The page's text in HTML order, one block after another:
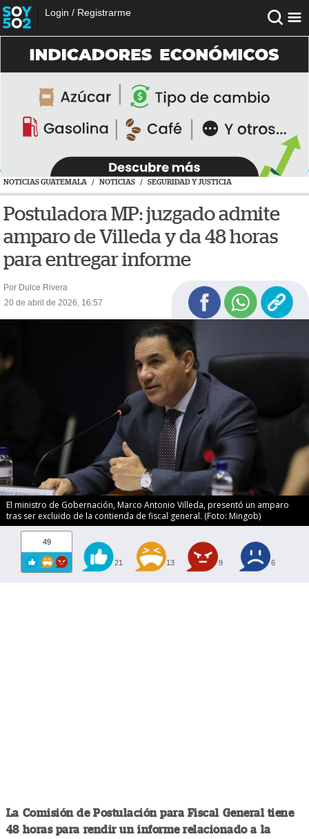
Login / Registrarme
NOTICIAS GUATEMALA / NOTICIAS / SEGURIDAD Y JUSTICIA
Postuladora MP: juzgado admite
amparo de Villeda y da 48 horas
para entregar informe
Por Dulce Rivera
20 de abril de 2026, 16:57
El ministro de Gobernación, Marco Antonio Villeda, presentó un amparo
tras ser excluido de la contienda de fiscal general. (Foto: Mingob)
49
21 13 9 6
La Comisión de Postulación para Fiscal General tiene
48 horas para rendir un informe relacionado a la